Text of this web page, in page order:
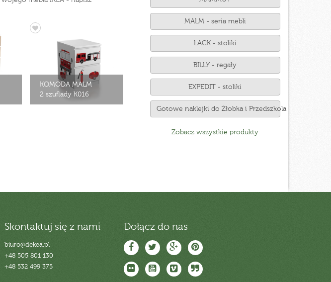
KOMODA MALM
2 szuflady K016
MALM - seria mebli
LACK - stoliki
BILLY - regały
EXPEDIT - stoliki
Gotowe naklejki do Żłobka i Przedszkola
Zobacz wszystkie produkty
Skontaktuj się z nami
biuro@dekea.pl
+48 505 801 130
+48 532 499 375
Dołącz do nas